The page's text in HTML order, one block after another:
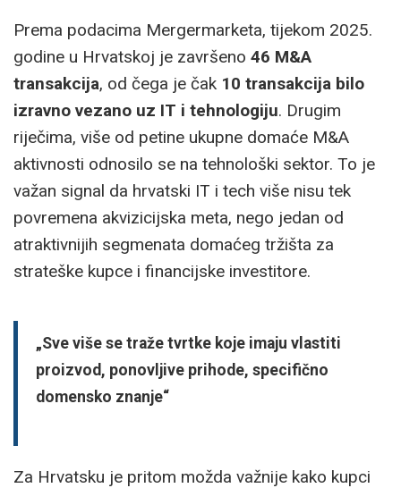
Prema podacima Mergermarketa, tijekom 2025.
godine u Hrvatskoj je završeno 46 M&A
transakcija, od čega je čak 10 transakcija bilo
izravno vezano uz IT i tehnologiju. Drugim
riječima, više od petine ukupne domaće M&A
aktivnosti odnosilo se na tehnološki sektor. To je
važan signal da hrvatski IT i tech više nisu tek
povremena akvizicijska meta, nego jedan od
atraktivnijih segmenata domaćeg tržišta za
strateške kupce i financijske investitore.
„Sve više se traže tvrtke koje imaju vlastiti
proizvod, ponovljive prihode, specifično
domensko znanje“
Za Hrvatsku je pritom možda važnije kako kupci